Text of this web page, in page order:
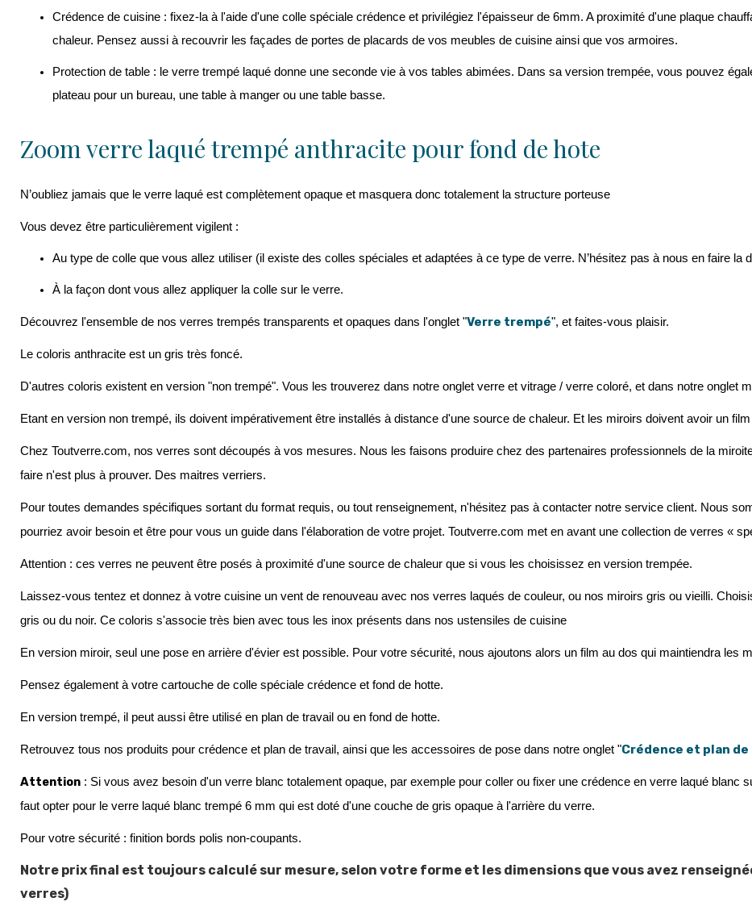
Crédence de cuisine : fixez-la à l'aide d'une colle spéciale crédence et privilégiez l'épaisseur de 6mm. A proximité d'une plaque
chaleur. Pensez aussi à recouvrir les façades de portes de placards de vos meubles de cuisine ainsi que vos armoires.
Protection de table : le verre trempé laqué donne une seconde vie à vos tables abimées. Dans sa version trempée, vous pouvez
plateau pour un bureau, une table à manger ou une table basse.
Zoom verre laqué trempé anthracite pour fond de hote
N’oubliez jamais que le verre laqué est complètement opaque et masquera donc totalement la structure porteuse
Vous devez être particulièrement vigilent :
Au type de colle que vous allez utiliser (il existe des colles spéciales et adaptées à ce type de verre. N’hésitez pas à nous en faire la
À la façon dont vous allez appliquer la colle sur le verre.
Découvrez l'ensemble de nos verres trempés transparents et opaques dans l'onglet "Verre trempé", et faites-vous plaisir.
Le coloris anthracite est un gris très foncé.
D'autres coloris existent en version "non trempé". Vous les trouverez dans notre onglet verre et vitrage / verre coloré, et dans notre onglet
Etant en version non trempé, ils doivent impérativement être installés à distance d'une source de chaleur. Et les miroirs doivent avoir un
Chez Toutverre.com, nos verres sont découpés à vos mesures. Nous les faisons produire chez des partenaires professionnels de la
faire n'est plus à prouver. Des maitres verriers.
Pour toutes demandes spécifiques sortant du format requis, ou tout renseignement, n'hésitez pas à contacter notre service client. Nous
pourriez avoir besoin et être pour vous un guide dans l'élaboration de votre projet. Toutverre.com met en avant une collection de verres «
Attention : ces verres ne peuvent être posés à proximité d'une source de chaleur que si vous les choisissez en version trempée.
Laissez-vous tentez et donnez à votre cuisine un vent de renouveau avec nos verres laqués de couleur, ou nos miroirs gris ou vieilli.
gris ou du noir. Ce coloris s'associe très bien avec tous les inox présents dans nos ustensiles de cuisine
En version miroir, seul une pose en arrière d'évier est possible. Pour votre sécurité, nous ajoutons alors un film au dos qui maintiendra les
Pensez également à votre cartouche de colle spéciale crédence et fond de hotte.
En version trempé, il peut aussi être utilisé en plan de travail ou en fond de hotte.
Retrouvez tous nos produits pour crédence et plan de travail, ainsi que les accessoires de pose dans notre onglet "Crédence et plan
Attention : Si vous avez besoin d'un verre blanc totalement opaque, par exemple pour coller ou fixer une crédence en verre laqué blanc
faut opter pour le verre laqué blanc trempé 6 mm qui est doté d'une couche de gris opaque à l'arrière du verre.
Pour votre sécurité : finition bords polis non-coupants.
Notre prix final est toujours calculé sur mesure, selon votre forme et les dimensions que vous avez
verres)